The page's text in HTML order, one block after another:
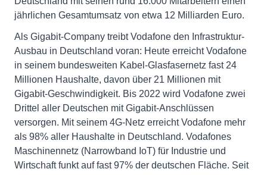
jährlichen Gesamtumsatz von etwa 12 Milliarden Euro.
Als Gigabit-Company treibt Vodafone den Infrastruktur-
Ausbau in Deutschland voran: Heute erreicht Vodafone
in seinem bundesweiten Kabel-Glasfasernetz fast 24
Millionen Haushalte, davon über 21 Millionen mit
Gigabit-Geschwindigkeit. Bis 2022 wird Vodafone zwei
Drittel aller Deutschen mit Gigabit-Anschlüssen
versorgen. Mit seinem 4G-Netz erreicht Vodafone mehr
als 98% aller Haushalte in Deutschland. Vodafones
Maschinennetz (Narrowband IoT) für Industrie und
Wirtschaft funkt auf fast 97% der deutschen Fläche. Seit